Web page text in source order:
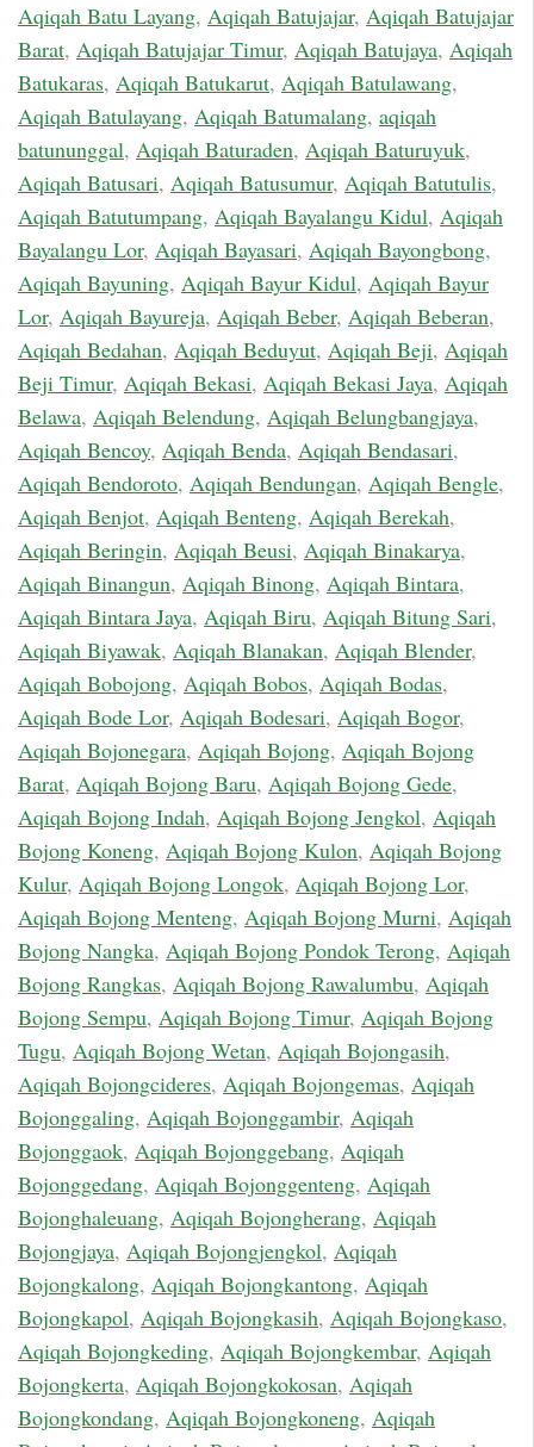
Aqiqah Batu Layang, Aqiqah Batujajar, Aqiqah Batujajar
Barat, Aqiqah Batujajar Timur, Aqiqah Batujaya, Aqiqah
Batukaras, Aqiqah Batukarut, Aqiqah Batulawang,
Aqiqah Batulayang, Aqiqah Batumalang, aqiqah
batununggal, Aqiqah Baturaden, Aqiqah Baturuyuk,
Aqiqah Batusari, Aqiqah Batusumur, Aqiqah Batutulis,
Aqiqah Batutumpang, Aqiqah Bayalangu Kidul, Aqiqah
Bayalangu Lor, Aqiqah Bayasari, Aqiqah Bayongbong,
Aqiqah Bayuning, Aqiqah Bayur Kidul, Aqiqah Bayur
Lor, Aqiqah Bayureja, Aqiqah Beber, Aqiqah Beberan,
Aqiqah Bedahan, Aqiqah Beduyut, Aqiqah Beji, Aqiqah
Beji Timur, Aqiqah Bekasi, Aqiqah Bekasi Jaya, Aqiqah
Belawa, Aqiqah Belendung, Aqiqah Belungbangjaya,
Aqiqah Bencoy, Aqiqah Benda, Aqiqah Bendasari,
Aqiqah Bendoroto, Aqiqah Bendungan, Aqiqah Bengle,
Aqiqah Benjot, Aqiqah Benteng, Aqiqah Berekah,
Aqiqah Beringin, Aqiqah Beusi, Aqiqah Binakarya,
Aqiqah Binangun, Aqiqah Binong, Aqiqah Bintara,
Aqiqah Bintara Jaya, Aqiqah Biru, Aqiqah Bitung Sari,
Aqiqah Biyawak, Aqiqah Blanakan, Aqiqah Blender,
Aqiqah Bobojong, Aqiqah Bobos, Aqiqah Bodas,
Aqiqah Bode Lor, Aqiqah Bodesari, Aqiqah Bogor,
Aqiqah Bojonegara, Aqiqah Bojong, Aqiqah Bojong
Barat, Aqiqah Bojong Baru, Aqiqah Bojong Gede,
Aqiqah Bojong Indah, Aqiqah Bojong Jengkol, Aqiqah
Bojong Koneng, Aqiqah Bojong Kulon, Aqiqah Bojong
Kulur, Aqiqah Bojong Longok, Aqiqah Bojong Lor,
Aqiqah Bojong Menteng, Aqiqah Bojong Murni, Aqiqah
Bojong Nangka, Aqiqah Bojong Pondok Terong, Aqiqah
Bojong Rangkas, Aqiqah Bojong Rawalumbu, Aqiqah
Bojong Sempu, Aqiqah Bojong Timur, Aqiqah Bojong
Tugu, Aqiqah Bojong Wetan, Aqiqah Bojongasih,
Aqiqah Bojongcideres, Aqiqah Bojongemas, Aqiqah
Bojonggaling, Aqiqah Bojonggambir, Aqiqah
Bojonggaok, Aqiqah Bojonggebang, Aqiqah
Bojonggedang, Aqiqah Bojonggenteng, Aqiqah
Bojonghaleuang, Aqiqah Bojongherang, Aqiqah
Bojongjaya, Aqiqah Bojongjengkol, Aqiqah
Bojongkalong, Aqiqah Bojongkantong, Aqiqah
Bojongkapol, Aqiqah Bojongkasih, Aqiqah Bojongkaso,
Aqiqah Bojongkeding, Aqiqah Bojongkembar, Aqiqah
Bojongkerta, Aqiqah Bojongkokosan, Aqiqah
Bojongkondang, Aqiqah Bojongkoneng, Aqiqah